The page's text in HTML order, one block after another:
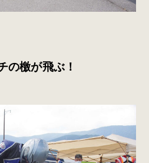
の檄が飛ぶ！